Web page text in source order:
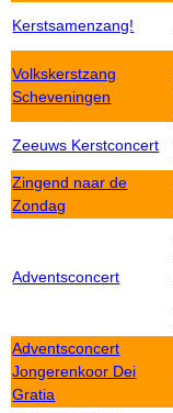
Kerstsamenzang!
Volkskerstzang
Scheveningen
Zeeuws Kerstconcert
Zingend naar de
Zondag
Adventsconcert
Adventsconcert
Jongerenkoor Dei
Gratia